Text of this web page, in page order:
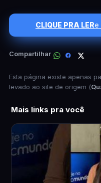
CLIQUE PRA LERe
Compartilhar
Esta página existe apenas
levado ao site de origem (
Mais links pra você